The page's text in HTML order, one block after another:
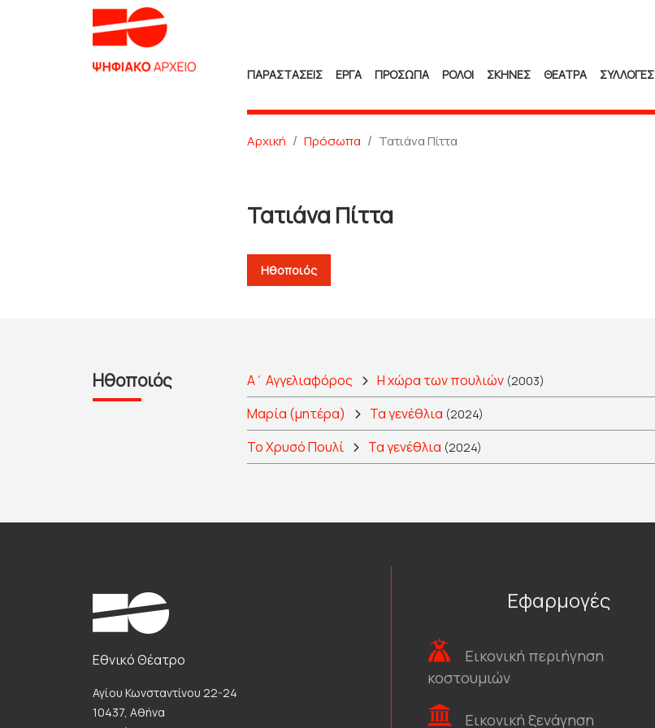
ΠΑΡΑΣΤΑΣΕΙΣ ΕΡΓΑ ΠΡΟΣΩΠΑ ΡΟΛΟΙ ΣΚΗΝΕΣ ΘΕΑΤΡΑ ΣΥΛΛΟΓΈΣ
Αρχική Πρόσωπα Τατιάνα Πίττα
Τατιάνα Πίττα
Ηθοποιός
Ηθοποιός Α΄ Αγγελιαφόρος Η χώρα των πουλιών (2003)
Μαρία (μητέρα) Τα γενέθλια (2024)
Το Χρυσό Πουλί Τα γενέθλια (2024)
Εθνικό Θέατρο
Αγίου Κωνσταντίνου 22-24
10437, Αθήνα
Εφαρμογές
Εικονική περιήγηση
κοστουμιών
Εικονική ξενάγηση